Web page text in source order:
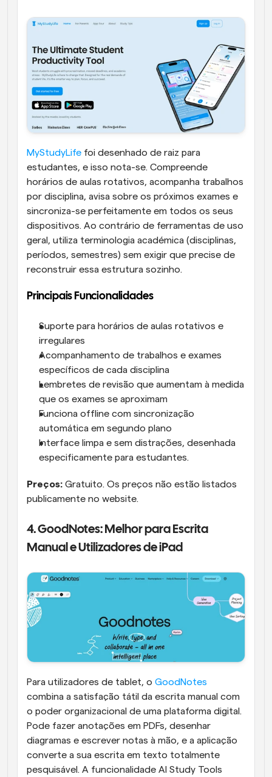
MyStudyLife foi desenhado de raiz para
estudantes, e isso nota-se. Compreende
horários de aulas rotativos, acompanha trabalhos
por disciplina, avisa sobre os próximos exames e
sincroniza-se perfeitamente em todos os seus
dispositivos. Ao contrário de ferramentas de uso
geral, utiliza terminologia académica (disciplinas,
períodos, semestres) sem exigir que precise de
reconstruir essa estrutura sozinho.
Principais Funcionalidades
Suporte para horários de aulas rotativos e
irregulares
Acompanhamento de trabalhos e exames
específicos de cada disciplina
Lembretes de revisão que aumentam à medida
que os exames se aproximam
Funciona offline com sincronização
automática em segundo plano
Interface limpa e sem distrações, desenhada
especificamente para estudantes.
Preços: Gratuito. Os preços não estão listados
publicamente no website.
4. GoodNotes: Melhor para Escrita
Manual e Utilizadores de iPad
Para utilizadores de tablet, o GoodNotes
combina a satisfação tátil da escrita manual com
o poder organizacional de uma plataforma digital.
Pode fazer anotações em PDFs, desenhar
diagramas e escrever notas à mão, e a aplicação
converte a sua escrita em texto totalmente
pesquisável. A funcionalidade AI Study Tools